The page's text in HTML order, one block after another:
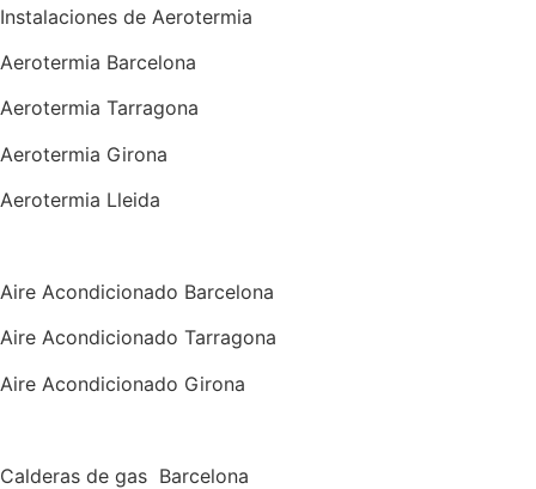
Instalaciones de Aerotermia
Aerotermia Barcelona
Aerotermia Tarragona
Aerotermia Girona
Aerotermia Lleida
Aire Acondicionado Barcelona
Aire Acondicionado Tarragona
Aire Acondicionado Girona
Calderas de gas Barcelona